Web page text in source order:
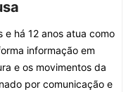
e há 12 anos atua como
informação em
e os movimentos da
por comunicação e